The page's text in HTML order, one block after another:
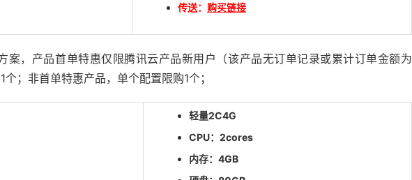
传送： 购买链接
案，产品首单特惠仅限腾讯云产品新用户（该产品无订单记录或累计订单金额为
；非首单特惠产品，单个配置限购1个；
轻量2C4G
CPU：2cores
内存：4GB